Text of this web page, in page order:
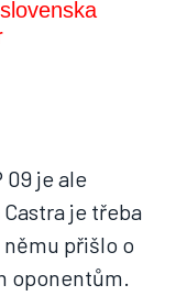
09 je ale
je třeba
přišlo o
oponentům.